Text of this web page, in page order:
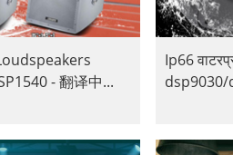
- 翻译中...
Ip66